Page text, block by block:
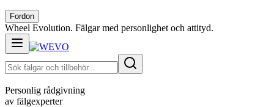
Fordon
Wheel Evolution. Fälgar med personlighet och attityd.
Personlig rådgivning
av fälgexperter